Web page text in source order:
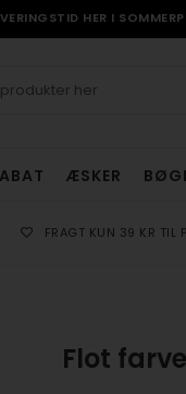
HER I
ÆSKER
FRAGT KUN 39 KR TIL
Flot